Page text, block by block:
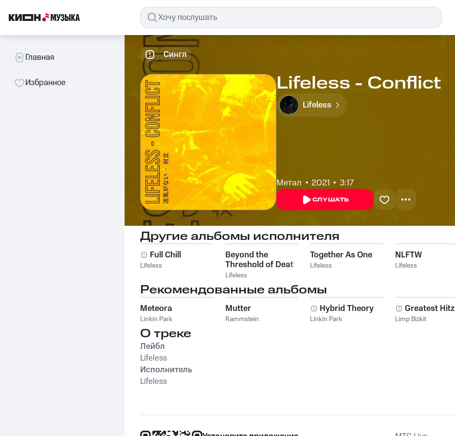
Главная
Избранное
Сингл
Lifeless - Conflict
Lifeless
Метал 2021 3:17
СЛУШАТЬ
Другие альбомы исполнителя
Full Chill
Lifeless
Beyond the
Threshold of Death
Lifeless
Together As One
Lifeless
NLFTW
Lifeless
Рекомендованные альбомы
Meteora
Linkin Park
Mutter
Rammstein
Hybrid Theory
Linkin Park
Greatest Hitz
Limp Bizkit
О треке
Лейбл
Lifeless
Исполнитель
Lifeless